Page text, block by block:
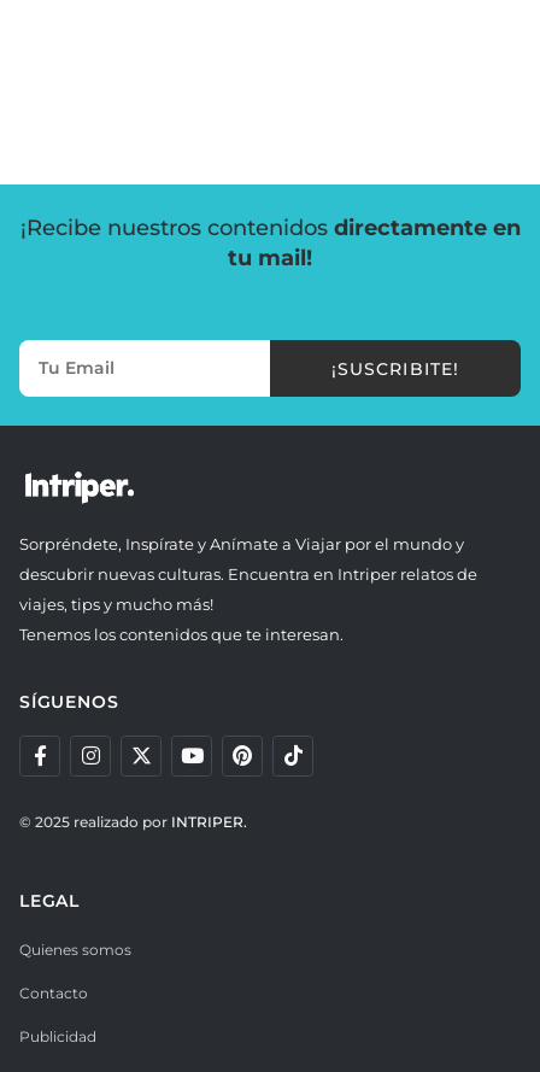
¡Recibe nuestros contenidos directamente en
tu mail!
¡SUSCRIBITE!
Sorpréndete, Inspírate y Anímate a Viajar por el mundo y
descubrir nuevas culturas. Encuentra en Intriper relatos de
viajes, tips y mucho más!
Tenemos los contenidos que te interesan.
SÍGUENOS
© 2025 realizado por INTRIPER.
LEGAL
Quienes somos
Contacto
Publicidad